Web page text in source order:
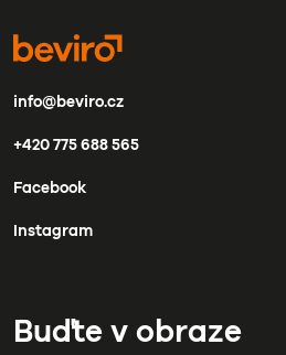
info@beviro.cz
+420 775 688 565
Facebook
Instagram
Buďte v obraze